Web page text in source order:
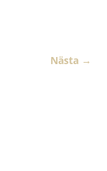
Nästa→